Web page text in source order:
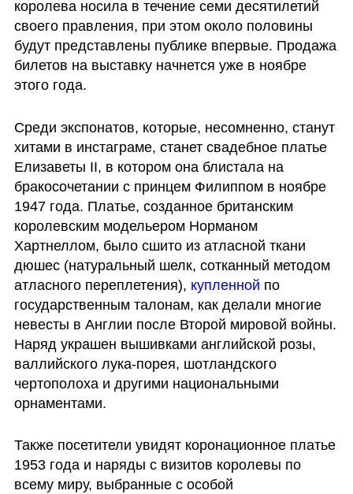
королева носила в течение семи десятилетий
своего правления, при этом около половины
будут представлены публике впервые. Продажа
билетов на выставку начнется уже в ноябре
этого года.
Среди экспонатов, которые, несомненно, станут
хитами в инстаграме, станет свадебное платье
Елизаветы II, в котором она блистала на
бракосочетании с принцем Филиппом в ноябре
1947 года. Платье, созданное британским
королевским модельером Норманом
Хартнеллом, было сшито из атласной ткани
дюшес (натуральный шелк, сотканный методом
атласного переплетения), купленной по
государственным талонам, как делали многие
невесты в Англии после Второй мировой войны.
Наряд украшен вышивками английской розы,
валлийского лука-порея, шотландского
чертополоха и другими национальными
орнаментами.
Также посетители увидят коронационное платье
1953 года и наряды с визитов королевы по
всему миру, выбранные с особой